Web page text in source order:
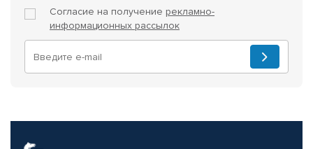
Согласие на получение рекламно-
информационных рассылок